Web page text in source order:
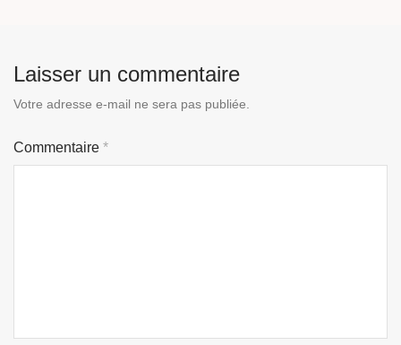
Laisser un commentaire
Votre adresse e-mail ne sera pas publiée.
Commentaire *